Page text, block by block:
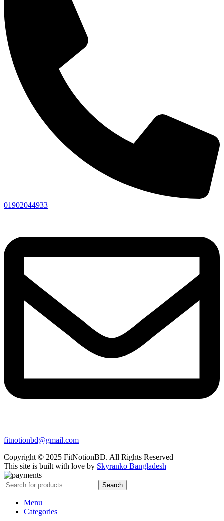
01902044933
fitnotionbd@gmail.com
Copyright © 2025 FitNotionBD. All Rights Reserved
This site is built with love by Skyranko Bangladesh
Search
Menu
Categories